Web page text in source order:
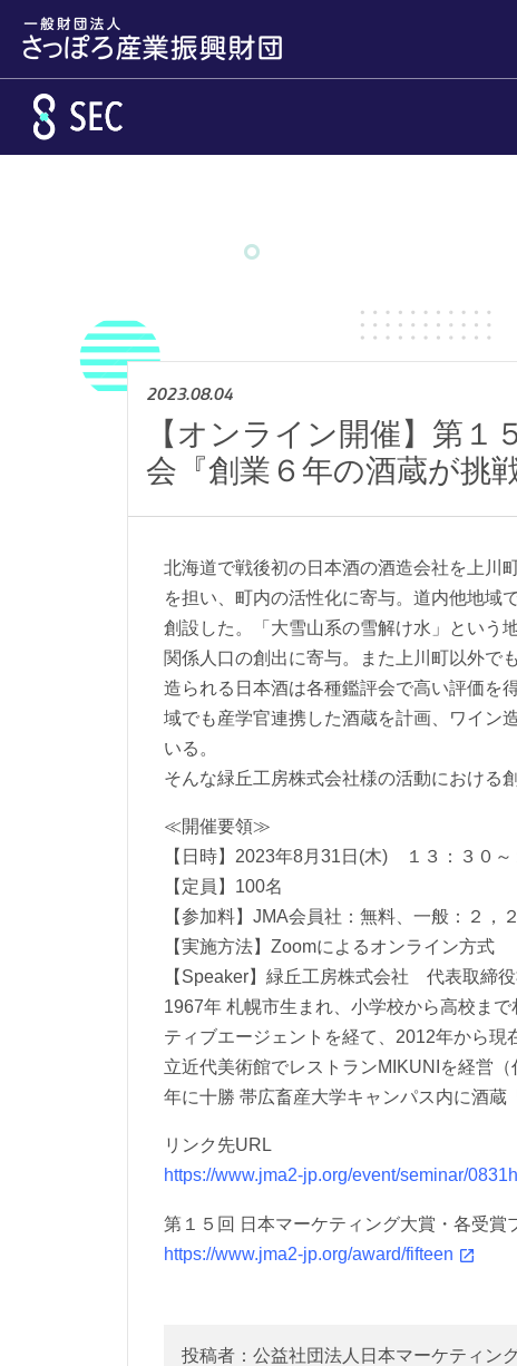
2023.08.04
【オンライン開催】第
会『創業６年の酒蔵が挑
北海道で戦後初の日本酒の酒造会社を上川
を担い、町内の活性化に寄与。道内他地域
創設した。「大雪山系の雪解け水」という
関係人口の創出に寄与。また上川町以外で
造られる日本酒は各種鑑評会で高い評価を
域でも産学官連携した酒蔵を計画、ワイン
いる。
そんな緑丘工房株式会社様の活動における
≪開催要領≫
【日時】2023年8月31日(木) １３：３０～
【定員】100名
【参加料】JMA会員社：無料、一般：２，
【実施方法】Zoomによるオンライン方式
【Speaker】緑丘工房株式会社 代表取締
1967年 札幌市生まれ、小学校から高校ま
ティブエージェントを経て、2012年から
立近代美術館でレストランMIKUNIを経営
年に十勝 帯広畜産大学キャンパス内に酒蔵
リンク先URL
https://www.jma2-jp.org/event/seminar/0831h
第１５回 日本マーケティング大賞・各受賞
https://www.jma2-jp.org/award/fifteen
投稿者：公益社団法人日本マーケティ